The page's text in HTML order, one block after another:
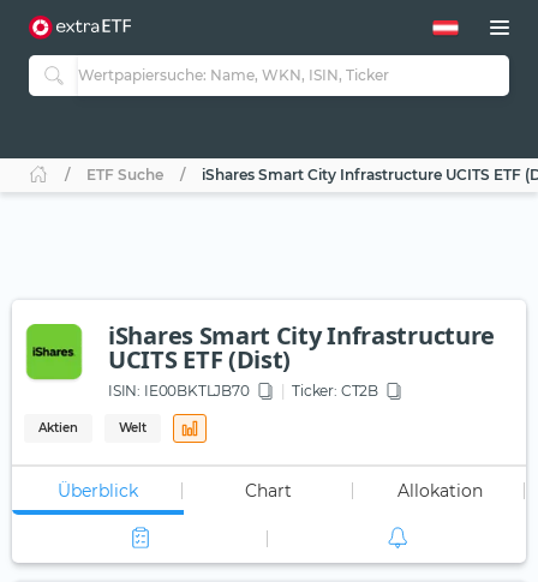
ETF Suche iShares Smart City Infrastructure UCITS ETF
iShares Smart City Infrastructure
UCITS ETF (Dist)
ISIN: IE00BKTLJB70 Ticker: CT2B
Aktien Welt
Überblick Chart Allokation